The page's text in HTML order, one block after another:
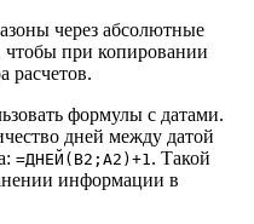
через абсолютные
чтобы при копировании
расчетов.
формулы с датами.
дней между датой
=ДНЕЙ(B2;A2)+1 . Такой
информации в